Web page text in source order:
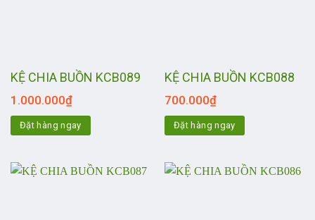
KỆ CHIA BUỒN KCB089
1.000.000₫
Đặt hàng ngay
KỆ CHIA BUỒN KCB088
700.000₫
Đặt hàng ngay